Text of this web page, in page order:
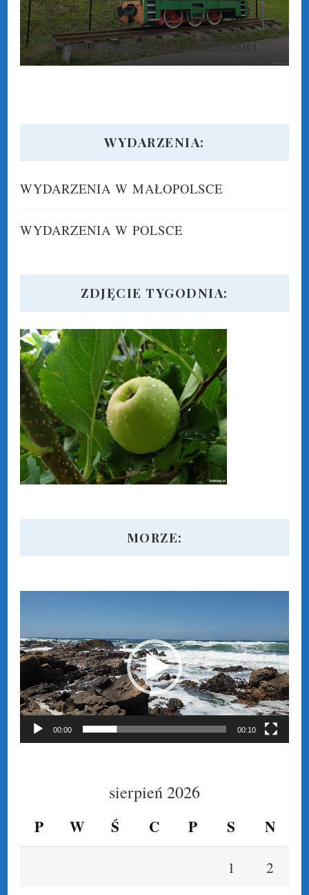
Pomnik wąskotorówki Trzebnickiej
WYDARZENIA:
WYDARZENIA W MAŁOPOLSCE
WYDARZENIA W POLSCE
ZDJĘCIE TYGODNIA:
MORZE:
video
00:00 00:10
sierpień 2026
P W Ś C P S N
1
2